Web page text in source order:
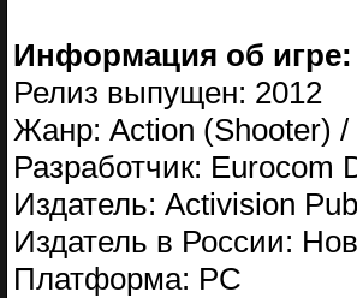
Информация об игре:
Релиз выпущен: 2012
Жанр: Action (Shooter) /
Разработчик: Eurocom
Издатель: Activision
Издатель в России:
Платформа: PC